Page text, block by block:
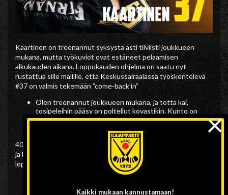
Kaartinen on treenannut syksystä asti tiiviisti joukkueen
mukana, mutta työkuviot ovat estäneet pelaamisen
alkukauden aikana. Loppukauden ohjelma on saatu nyt
rustattua sille mallille, että Keskussairaalassa työskentelevä
#37 on valmis tekemään ”come-back’in”
Olen treenannut joukkueen mukana, ja totta kai,
tosipeleihin pääsy on poltellut kovastikin. Kunto on
hyvä ja kroppa on itse asiassa paremmassa tikissä kuin
400 pääsarjaottelun rajapyykkiä lähestyvä Alpo tuo kokemusta
ja laajuutta joukkueeseen. Antero Levänen on tyytyväinen
loppukaudeksi solmittuun sopimukseen;
kunnossa ja tuo meidän rinkiin hyvän lisän. Hieno
Kaikki mukaan kannustamaan!
×